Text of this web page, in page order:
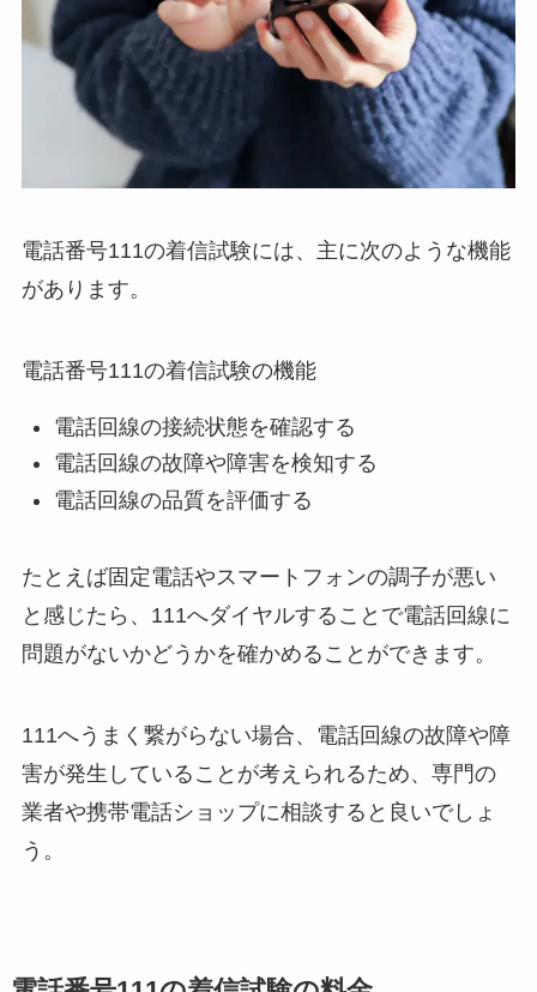
電話番号111の着信試験には、主に次のような機能
があります。
電話番号111の着信試験の機能
電話回線の接続状態を確認する
電話回線の故障や障害を検知する
電話回線の品質を評価する
たとえば固定電話やスマートフォンの調子が悪い
と感じたら、111へダイヤルすることで電話回線に
問題がないかどうかを確かめることができます。
111へうまく繋がらない場合、電話回線の故障や障
害が発生していることが考えられるため、専門の
業者や携帯電話ショップに相談すると良いでしょ
う。